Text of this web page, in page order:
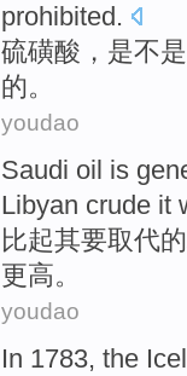
prohibited .
硫磺酸，是不
的。
youdao
Saudi oil is
Libyan crude it
比起其要取代的
更高。
youdao
In 1783, the